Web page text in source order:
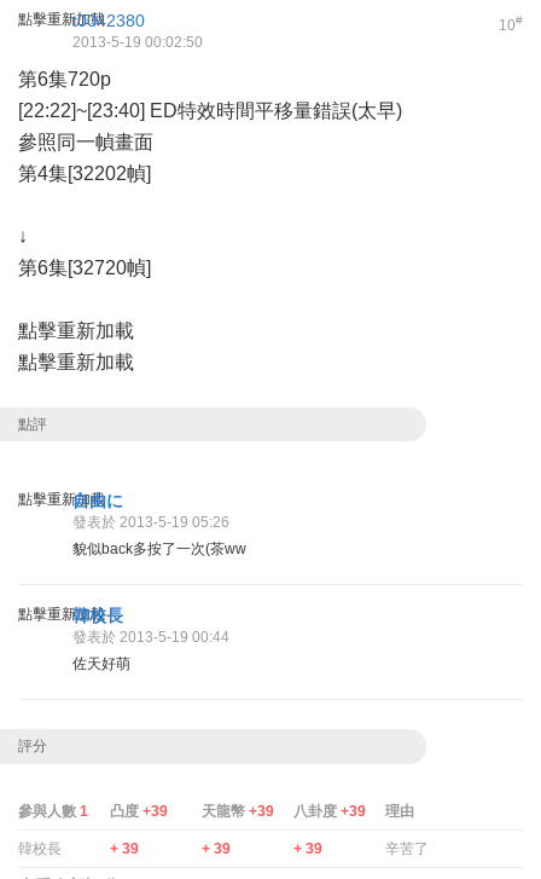
點擊重新加載 10#
t0042380
2013-5-19 00:02:50
第6集720p
[22:22]~[23:40] ED特效時間平移量錯誤(太早)
參照同一幀畫面
第4集[32202幀]
↓
第6集[32720幀]
點擊重新加載
點擊重新加載
點評
點擊重新加載
自由に
發表於 2013-5-19 05:26
貌似back多按了一次(茶ww
點擊重新加載
韓校長
發表於 2013-5-19 00:44
佐天好萌
評分
參與人數 1 凸度 +39 天龍幣 +39 八卦度 +39 理由
韓校長 + 39 + 39 + 39 辛苦了